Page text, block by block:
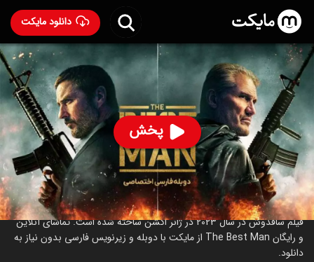
دانلود مایکت
پخش
فیلم ساقدوش با دوبله فارسی - The Best Man 2023
۱۰۱ 75% ۳.۸
ساخت آمریکا سال 2023
رده سنی ۱۸+
اکشن
جنایی
درباره فیلم ساقدوش
فیلم ساقدوش در سال 2023 در ژانر اکشن ساخته شده است. تماشای آنلاین
و رایگان The Best Man از مایکت با دوبله و زیرنویس فارسی بدون نیاز به
دانلود.